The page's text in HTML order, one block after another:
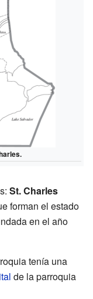
St. Charles
forman el estado
en el año
tenía una
de la parroquia